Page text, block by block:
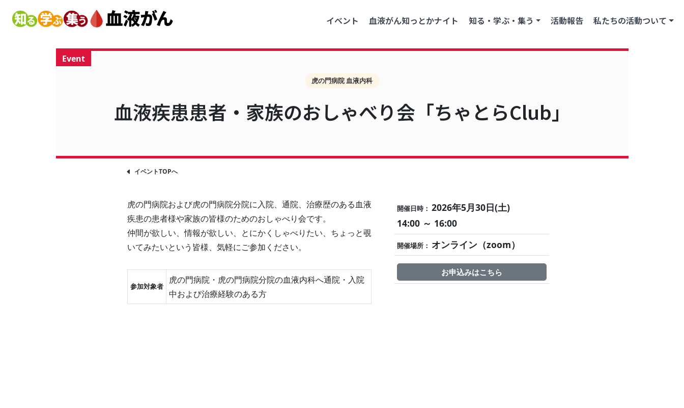
イベント 血液がん知っとかナイト 知る・学ぶ・集う 活動報告 私たちの活動ついて
Event
虎の門病院 血液内科
血液疾患患者・家族のおしゃべり会「ちゃとらClub」
イベントTOPへ
虎の門病院および虎の門病院分院に入院、通院、治療歴のある血液
疾患の患者様や家族の皆様のためのおしゃべり会です。
仲間が欲しい、情報が欲しい、とにかくしゃべりたい、ちょっと覗
いてみたいという皆様、気軽にご参加ください。
参加対象者
虎の門病院・虎の門病院分院の血液内科へ通院・入院
中および治療経験のある方
開催日時： 2026年5月30日(土)
14:00 ～ 16:00
開催場所： オンライン（zoom）
お申込みはこちら